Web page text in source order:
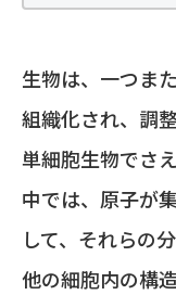
生物は、一つま
組織化され、調
単細胞生物でさ
中では、原子が
して、それらの
他の細胞内の構